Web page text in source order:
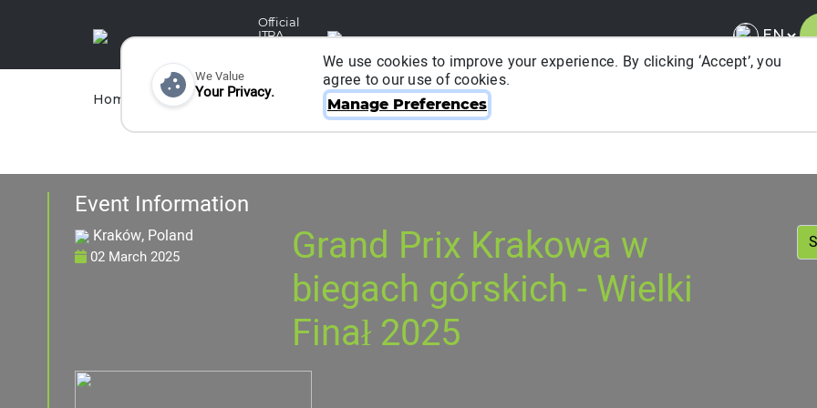
Official
ITRA
Home Races Runners Organizers About ITRA
Event Information
Kraków, Poland
02 March 2025
Grand Prix Krakowa w
biegach górskich - Wielki
Finał 2025
We Value
Your Privacy.
We use cookies to improve your experience. By clicking ‘Accept’, you
agree to our use of cookies.
Manage Preferences